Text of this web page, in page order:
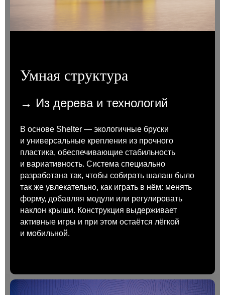
Умная структура
→ Из дерева и технологий
В основе Shelter — экологичные бруски
и универсальные крепления из прочного
пластика, обеспечивающие стабильность
и вариативность. Система специально
разработана так, чтобы собирать шалаш было
так же увлекательно, как играть в нём: менять
форму, добавляя модули или регулировать
наклон крыши. Конструкция выдерживает
активные игры и при этом остаётся лёгкой
и мобильной.